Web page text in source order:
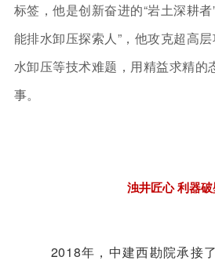
标签，他是创新奋进的“岩土深耕
能排水卸压探索人”，他攻克超高
水卸压等技术难题，用精益求精的
事。
浊井匠心 利器
2018年，中建西勘院承接